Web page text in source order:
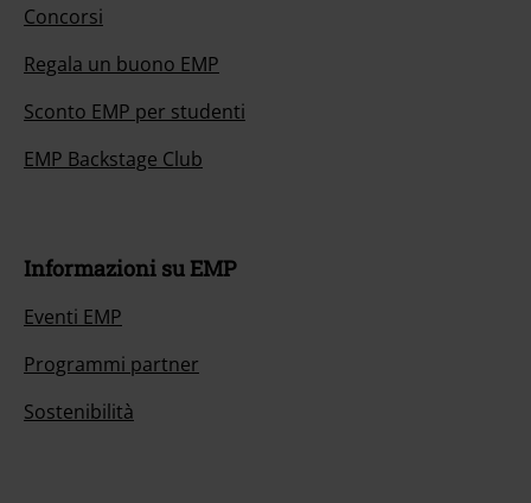
Concorsi
Regala un buono EMP
Sconto EMP per studenti
EMP Backstage Club
Informazioni su EMP
Eventi EMP
Programmi partner
Sostenibilità